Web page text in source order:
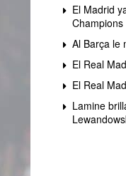
El Madrid
Al Barça le
El Real
El Real
Lamine